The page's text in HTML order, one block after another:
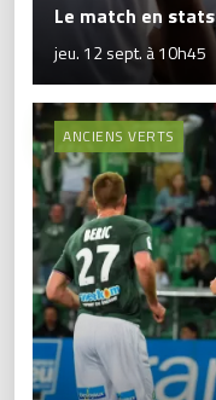
Le match en stats
jeu. 12 sept. à 10h45
ANCIENS VERTS